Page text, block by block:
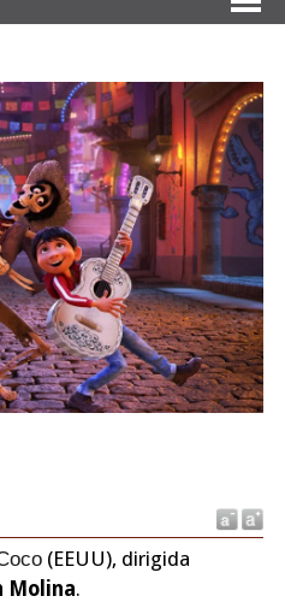
(EEUU), dirigida
Molina.